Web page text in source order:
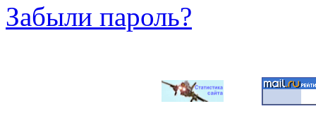
Забыли пароль?